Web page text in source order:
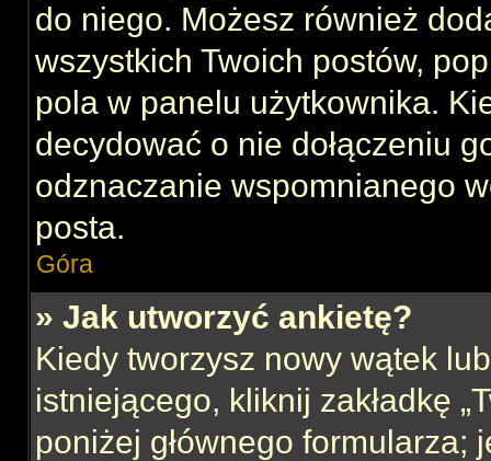
do niego. Możesz również
wszystkich Twoich postów,
pola w panelu użytkownika.
decydować o nie dołączeniu
odznaczanie wspomnianego
posta.
Góra
» Jak utworzyć ankietę?
Kiedy tworzysz nowy wątek
istniejącego, kliknij zakładkę
poniżej głównego formularza;